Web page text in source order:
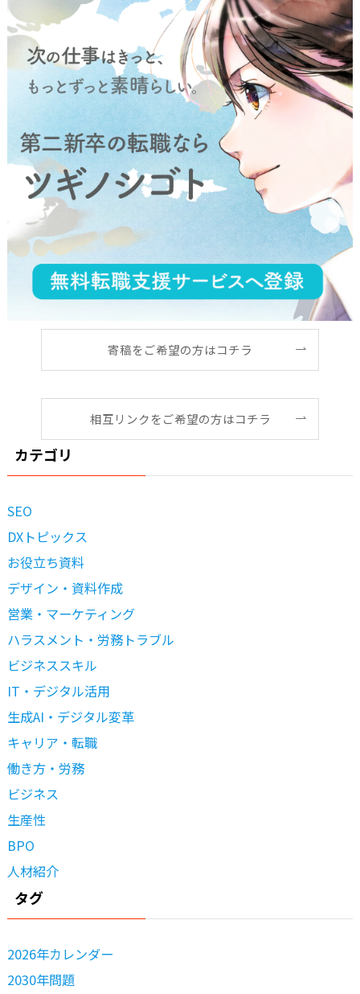
寄稿をご希望の方はコチラ
相互リンクをご希望の方はコチラ
カテゴリ
SEO
DXトピックス
お役立ち資料
デザイン・資料作成
営業・マーケティング
ハラスメント・労務トラブル
ビジネススキル
IT・デジタル活用
生成AI・デジタル変革
キャリア・転職
働き方・労務
ビジネス
生産性
BPO
人材紹介
タグ
2026年カレンダー
2030年問題